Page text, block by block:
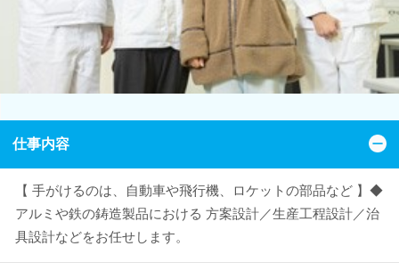
仕事内容
【 手がけるのは、自動車や飛行機、ロケットの部品など 】◆
アルミや鉄の鋳造製品における 方案設計／生産工程設計／治
具設計などをお任せします。